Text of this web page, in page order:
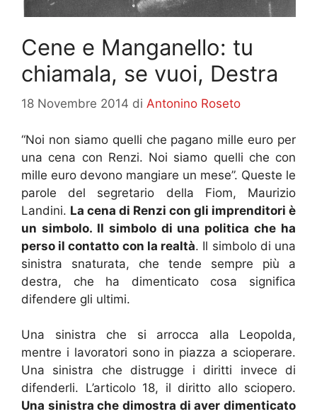
Cene e Manganello: tu
chiamala, se vuoi, Destra
18 Novembre 2014 di Antonino Roseto
“Noi non siamo quelli che pagano mille euro per
una cena con Renzi. Noi siamo quelli che con
mille euro devono mangiare un mese”. Queste le
parole del segretario della Fiom, Maurizio
Landini. La cena di Renzi con gli imprenditori è
un simbolo. Il simbolo di una politica che ha
perso il contatto con la realtà. Il simbolo di una
sinistra snaturata, che tende sempre più a
destra, che ha dimenticato cosa significa
difendere gli ultimi.
Una sinistra che si arrocca alla Leopolda,
mentre i lavoratori sono in piazza a scioperare.
Una sinistra che distrugge i diritti invece di
difenderli. L’articolo 18, il diritto allo sciopero.
Una sinistra che dimostra di aver dimenticato